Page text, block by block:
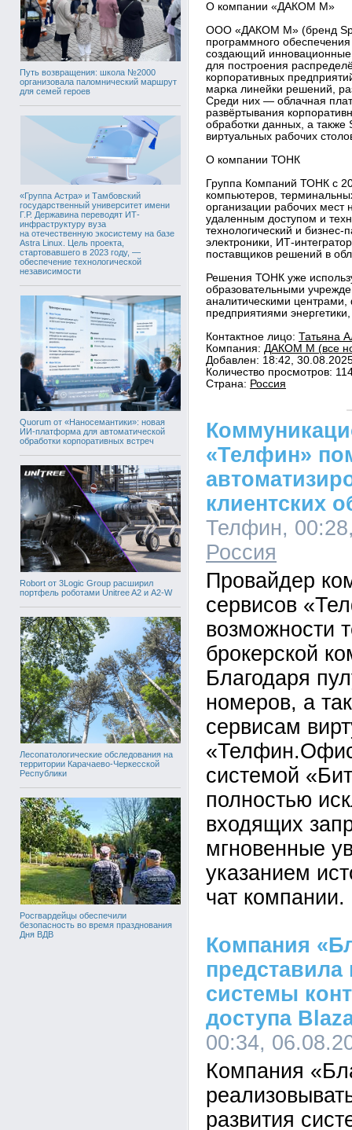
Путь возвращения: школа №2000
организовала паломнический маршрут
для семей героев
«Группа Астра» и Тамбовский
государственный университет имени
Г.Р. Державина переводят ИТ-
инфраструктуру вуза
на отечественную экосистему на базе
Astra Linux. Цель проекта,
стартовавшего в 2023 году, —
обеспечение технологической
независимости
Quorum от «Наносемантики»: новая
ИИ-платформа для автоматической
обработки корпоративных встреч
Robort от 3Logic Group расширил
портфель роботами Unitree A2 и A2-W
Лесопатологические обследования на
территории Карачаево-Черкесской
Республики
Росгвардейцы обеспечили
безопасность во время празднования
Дня ВДВ
О компании «ДАКОМ М»
ООО «ДАКОМ М» (бренд
программного
создающий
для построения
корпоративных
марка линейки решений,
Среди них — облачная
развёртывания
обработки данных, а
виртуальных рабочих
О компании ТОНК
Группа Компаний ТОНК с
компьютеров,
организации рабочих
удаленным доступом и
технологический и
электроники, ИТ-
поставщиков решений в
Решения ТОНК уже
образовательными
аналитическими
предприятиями
Контактное лицо: Татьяна
Компания: ДАКОМ М (все
Добавлен: 18:42,
Количество просмотров:
Страна: Россия
«Телфин»
клиентских
Телфин,
Россия
Провайдер
сервисов
возможности
брокерской
Благодаря
номеров, а
сервисам
системой
полностью
входящих
мгновенные
указанием
чат компании.
Компания
системы
доступа
00:34,
Компания
развития